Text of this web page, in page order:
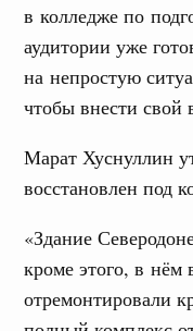
в колледже по
аудитории уже
на непростую
чтобы внести свой
Марат Хуснуллин
восстановлен под
«Здание
кроме этого, в нём
отремонтировали
построили
кредитам
сельских
поддержки
городов.
«Единый
и